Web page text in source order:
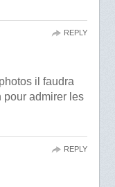
il faudra
pour admirer les
REPLY
REPLY